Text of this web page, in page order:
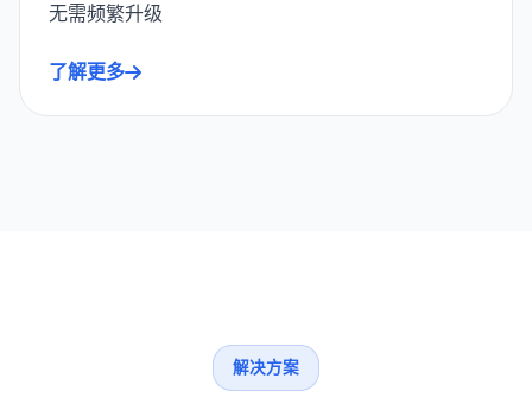
无需频繁升级
了解更多
解决方案